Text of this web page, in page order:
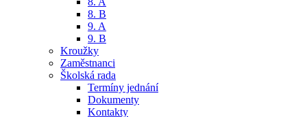
8. B
9. A
9. B
Kroužky
Zaměstnanci
Školská rada
Termíny jednání
Dokumenty
Kontakty